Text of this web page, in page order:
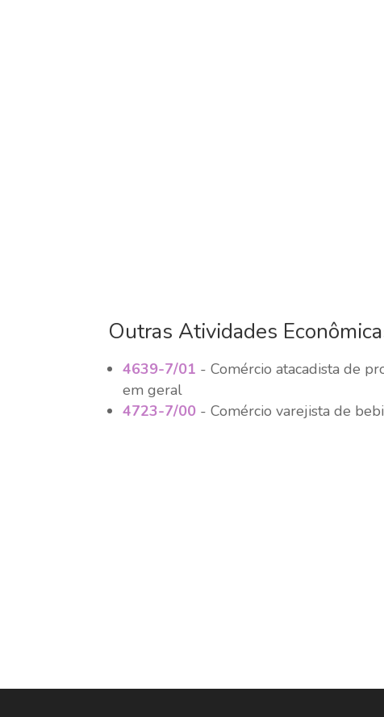
Outras Atividades
4639-7/01 - Comércio atacadista de
em geral
4723-7/00 - Comércio varejista de